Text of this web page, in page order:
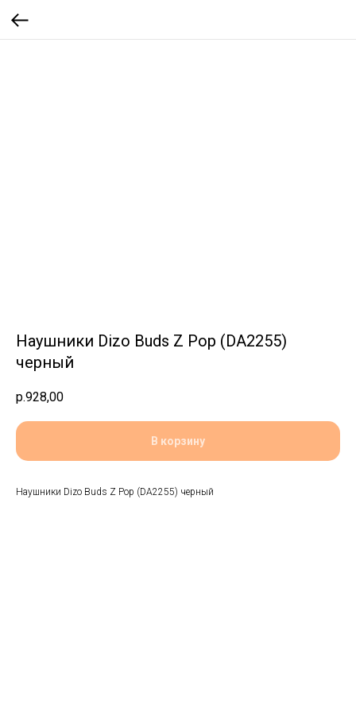
Наушники Dizo Buds Z Pop (DA2255)
черный
р.928,00
В корзину
Наушники Dizo Buds Z Pop (DA2255) черный